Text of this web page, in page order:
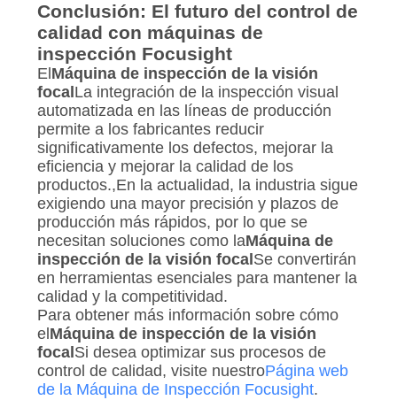
Conclusión: El futuro del control de
calidad con máquinas de
inspección Focusight
El Máquina de inspección de la visión
focal La integración de la inspección visual
automatizada en las líneas de producción
permite a los fabricantes reducir
significativamente los defectos, mejorar la
eficiencia y mejorar la calidad de los
productos.,En la actualidad, la industria sigue
exigiendo una mayor precisión y plazos de
producción más rápidos, por lo que se
necesitan soluciones como laMáquina de
inspección de la visión focal Se convertirán
en herramientas esenciales para mantener la
calidad y la competitividad.
Para obtener más información sobre cómo
el Máquina de inspección de la visión
focal Si desea optimizar sus procesos de
control de calidad, visite nuestroPágina web
de la Máquina de Inspección Focusight.